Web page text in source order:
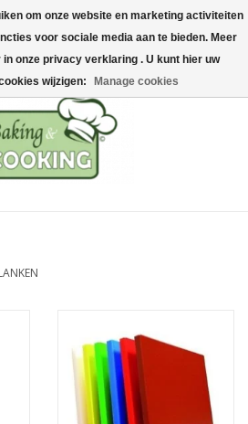
om onze website en marketing activiteiten
voor sociale media aan te bieden. Meer
onze privacy verklaring . U kunt hier uw
wijzigen:
Manage cookies